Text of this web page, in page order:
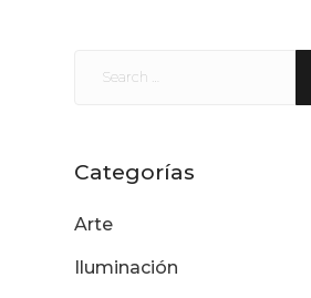
Categorías
Arte
Iluminación